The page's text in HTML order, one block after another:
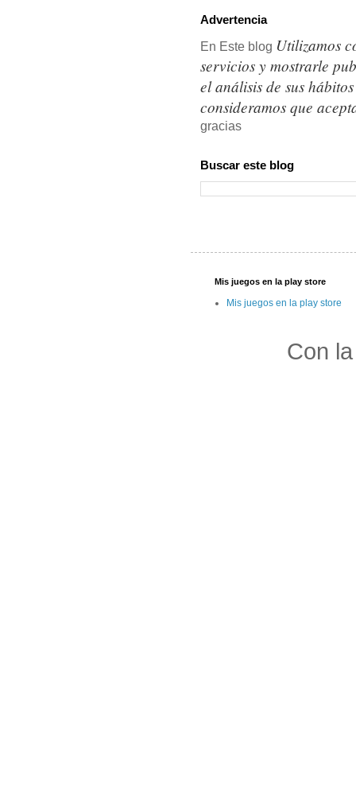
Advertencia
En Este blog Utilizamos
servicios y mostrarle
el análisis de sus
consideramos que
gracias
Buscar este blog
Mis juegos en la play store
Mis juegos en la play store
Con